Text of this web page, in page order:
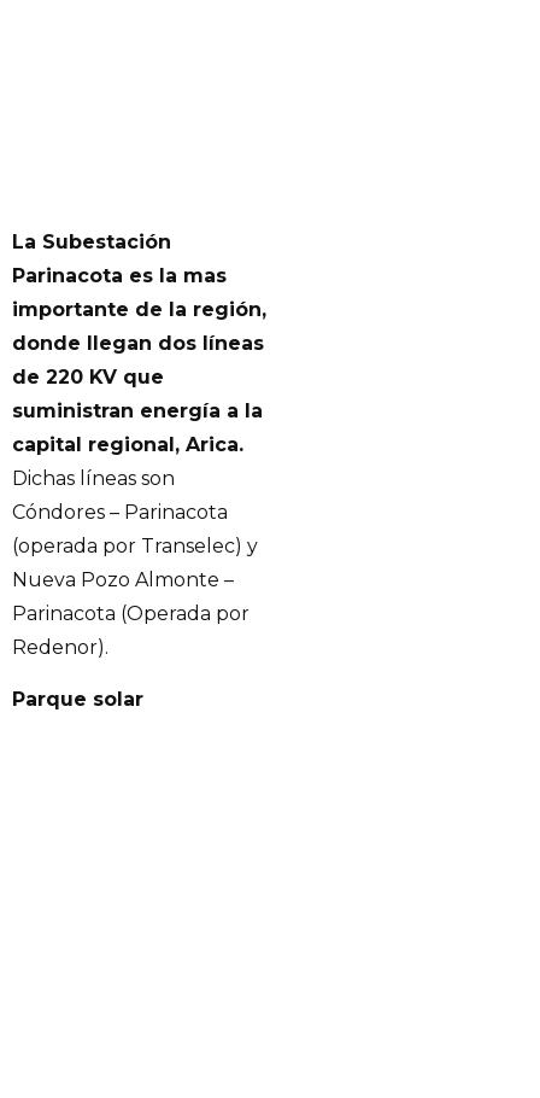
La Subestación
Parinacota es la mas
importante de la región,
donde llegan dos líneas
de 220 KV que
suministran energía a la
capital regional, Arica.
Dichas líneas son
Cóndores – Parinacota
(operada por Transelec) y
Nueva Pozo Almonte –
Parinacota (Operada por
Redenor).
Parque solar